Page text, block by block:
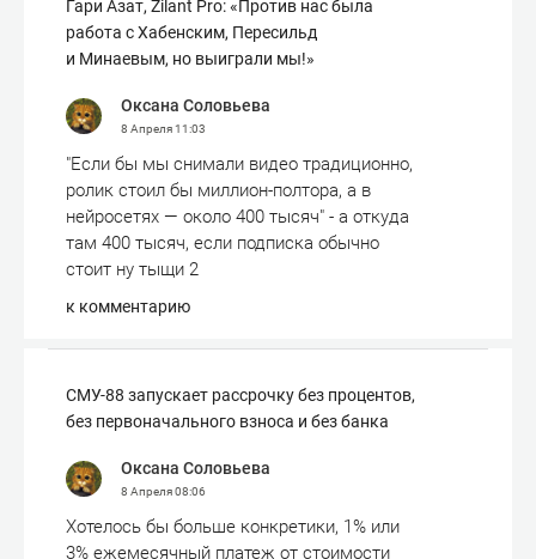
Гари Азат, Zilant Pro: «Против нас была
работа с Хабенским, Пересильд
и Минаевым, но выиграли мы!»
Оксана Соловьева
8 Апреля11:03
"Если бы мы снимали видео традиционно,
ролик стоил бы миллион-полтора, а в
нейросетях — около 400 тысяч" - а откуда
там 400 тысяч, если подписка обычно
стоит ну тыщи 2
к комментарию
СМУ-88 запускает рассрочку без процентов,
без первоначального взноса и без банка
Оксана Соловьева
8 Апреля08:06
Хотелось бы больше конкретики, 1% или
3% ежемесячный платеж от стоимости